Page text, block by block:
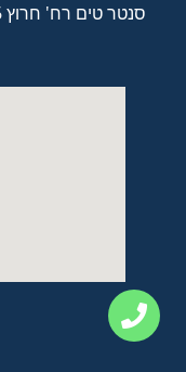
סנטר טים רח' חרוץ 6 תל אביב